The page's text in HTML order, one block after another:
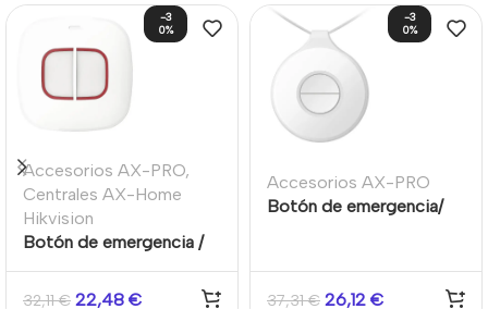
-3
0%
Accesorios AX-PRO,
Centrales AX-Home
Hikvision
Botón de emergencia /
pánico Dual inalámbrico
IP66 AXPRO Hikvision
32,11€ 22,48 €
-3
0%
Accesorios AX-PRO
Botón de emergencia/
IP66 Sistema AXPRO
Hikvision
37,31€ 26,12 €